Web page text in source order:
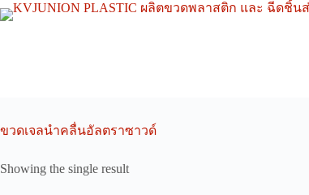
Skip
to
ขวดเจลนำคลื่นอัลตราซาวด์
Showing the single result